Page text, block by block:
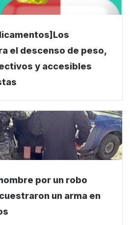
el descenso de peso,
y accesibles
por un robo
un arma en